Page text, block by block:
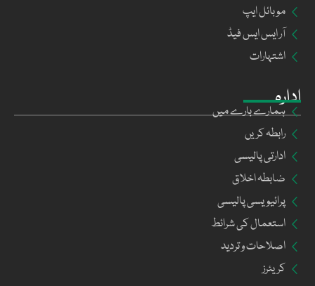
ادارہ
ہمارے بارے میں
رابطہ کریں
ادارتی پالیسی
ضابطہ اخلاق
پرائیویسی پالیسی
استعمال کی شرائط
اصلاحات و تردید
کریئرز
موبائل ایپ
آر ایس ایس فیڈ
اشتہارات